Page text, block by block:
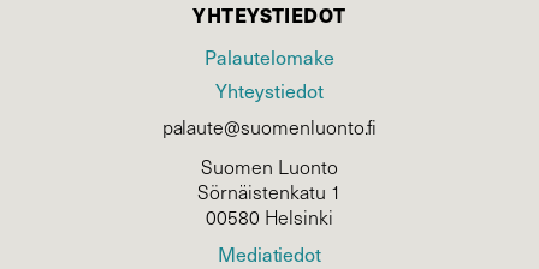
YHTEYSTIEDOT
Palautelomake
Yhteystiedot
palaute@suomenluonto.fi
Suomen Luonto
Sörnäistenkatu 1
00580 Helsinki
Mediatiedot